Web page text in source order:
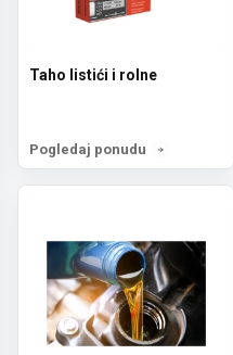
Taho listići i rolne
Pogledaj ponudu